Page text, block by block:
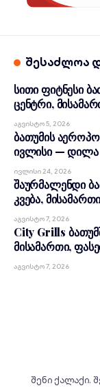
შესაძლოა
სითი ფიტნესი
ცენტრი,
Აგვისტო 5, 2026
ბათუმის
ივლისი — დილა
Ივლისი 24, 2026
შაურმალენდი
კვება,
Აგვისტო 7, 2026
City Grills
მისამართი,
Აგვისტო 7, 2026
შენი ქალაქი.